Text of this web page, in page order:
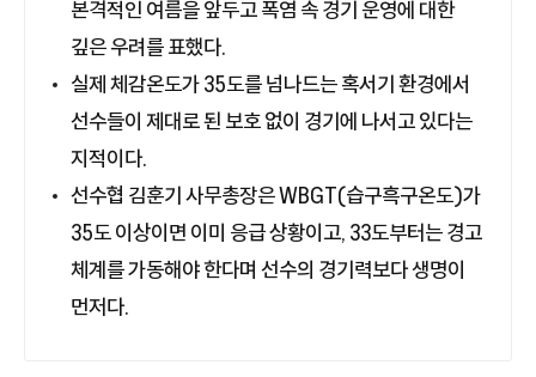
본격적인 여름을 앞두고 폭염 속 경기 운영에 대한
깊은 우려를 표했다.
실제 체감온도가 35도를 넘나드는 혹서기 환경에서
선수들이 제대로 된 보호 없이 경기에 나서고 있다는
지적이다.
선수협 김훈기 사무총장은 WBGT(습구흑구온도)가
35도 이상이면 이미 응급 상황이고, 33도부터는 경고
체계를 가동해야 한다며 선수의 경기력보다 생명이
먼저다.